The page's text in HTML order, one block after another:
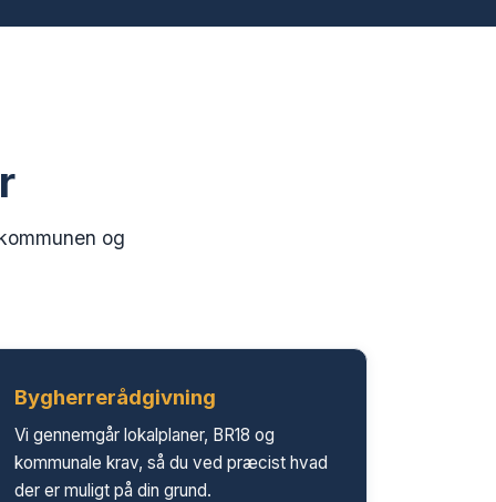
og
Bygherrerådgivning
Vi gennemgår lokalplaner, BR18 og
kommunale krav, så du ved præcist hvad
der er muligt på din grund.